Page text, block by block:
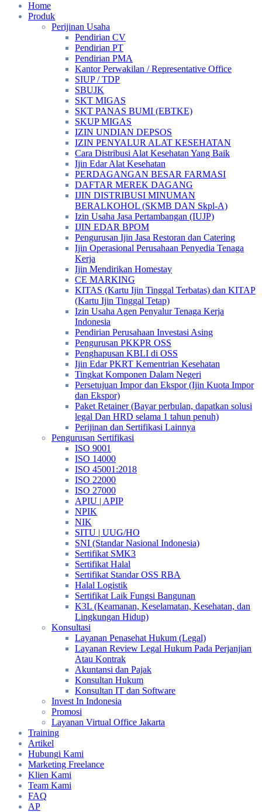
Home
Produk
Perijinan Usaha
Pendirian CV
Pendirian PT
Pendirian PMA
Kantor Perwakilan / Representative Office
SIUP / TDP
SBUJK
SKT MIGAS
SKT PANAS BUMI (EBTKE)
SKUP MIGAS
IZIN UNDIAN DEPSOS
IZIN PENYALUR ALAT KESEHATAN
Cara Distribusi Alat Kesehatan Yang Baik
Ijin Edar Alat Kesehatan
PERDAGANGAN BESAR FARMASI
DAFTAR MEREK DAGANG
IJIN DISTRIBUSI MINUMAN
BERALKOHOL (SKMB DAN Skpl-A)
Izin Usaha Jasa Pertambangan (IUJP)
IJIN EDAR BPOM
Pengurusan Ijin Jasa Restoran dan Catering
Ijin Operasional Perusahaan Penyedia Tenaga
Kerja
Ijin Mendirikan Homestay
CE MARKING
KITAS (Kartu Ijin Tinggal Terbatas) dan KITAP
(Kartu Ijin Tinggal Tetap)
Izin Usaha Agen Penyalur Tenaga Kerja
Indonesia
Pendirian Perusahaan Investasi Asing
Pengurusan PKKPR OSS
Penghapusan KBLI di OSS
Ijin Edar PKRT Kementrian Kesehatan
Tingkat Komponen Dalam Negeri
Persetujuan Impor dan Ekspor (Ijin Kuota Impor
dan Ekspor)
Paket Retainer (Bayar perbulan, dapatkan solusi
legal Dan HRD selama 1 tahun penuh)
Perijinan dan Sertifikasi Lainnya
Pengurusan Sertifikasi
ISO 9001
ISO 14000
ISO 45001:2018
ISO 22000
ISO 27000
APIU | APIP
NPIK
NIK
SITU | UUG/HO
SNI (Standar Nasional Indonesia)
Sertifikat SMK3
Sertifikat Halal
Sertifikat Standar OSS RBA
Halal Logistik
Sertifikat Laik Fungsi Bangunan
K3L (Keamanan, Keselamatan, Kesehatan, dan
Lingkungan Hidup)
Konsultasi
Layanan Penasehat Hukum (Legal)
Layanan Review Legal Hukum Pada Perjanjian
Atau Kontrak
Akuntansi dan Pajak
Konsultan Hukum
Konsultan IT dan Software
Invest In Indonesia
Promosi
Layanan Virtual Office Jakarta
Training
Artikel
Hubungi Kami
Marketing Freelance
Klien Kami
Team Kami
FAQ
AP